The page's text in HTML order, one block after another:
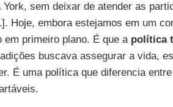
York, sem deixar de atender as
Hoje, embora estejamos em um
em primeiro plano. É que a política
buscava assegurar a vida,
É uma política que diferencia